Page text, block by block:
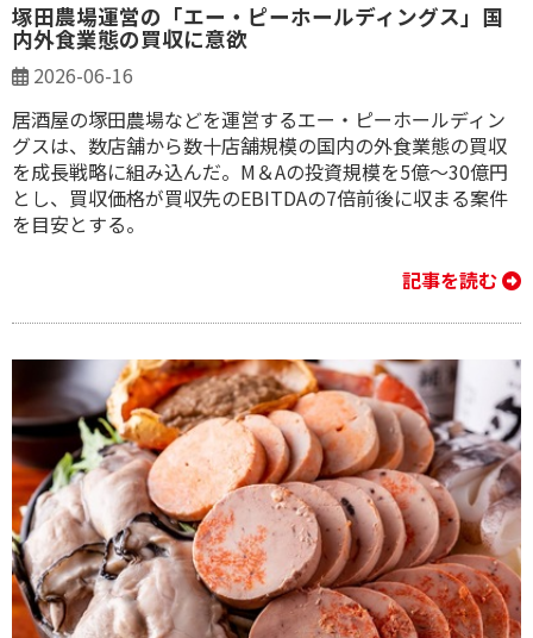
塚田農場運営の「エー・ピーホールディングス」国
内外食業態の買収に意欲
2026-06-16
居酒屋の塚田農場などを運営するエー・ピーホールディン
グスは、数店舗から数十店舗規模の国内の外食業態の買収
を成長戦略に組み込んだ。M＆Aの投資規模を5億〜30億円
とし、買収価格が買収先のEBITDAの7倍前後に収まる案件
を目安とする。
記事を読む